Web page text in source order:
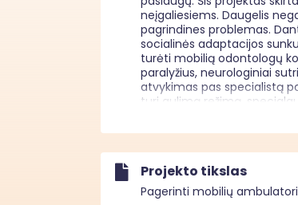
neįgaliesiems. Daugelis
pagrindines problemas.
socialinės adaptacijos
turėti mobilią odontologų
paralyžius, neurologiniai
atvykimas pas specialistą
turi gulimą režimą,
priežiūros įstaigą bei
pernešamas. Bendra būklė
kėdžių, pacientų keltuvų)
papildomos atramos ar
odontologą ar gauti
Projekto tikslas
Pagerinti mobilių